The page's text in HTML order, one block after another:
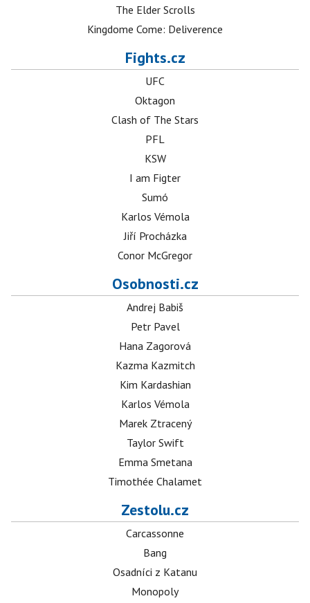
The Elder Scrolls
Kingdome Come: Deliverence
Fights.cz
UFC
Oktagon
Clash of The Stars
PFL
KSW
I am Figter
Sumó
Karlos Vémola
Jiří Procházka
Conor McGregor
Osobnosti.cz
Andrej Babiš
Petr Pavel
Hana Zagorová
Kazma Kazmitch
Kim Kardashian
Karlos Vémola
Marek Ztracený
Taylor Swift
Emma Smetana
Timothée Chalamet
Zestolu.cz
Carcassonne
Bang
Osadníci z Katanu
Monopoly